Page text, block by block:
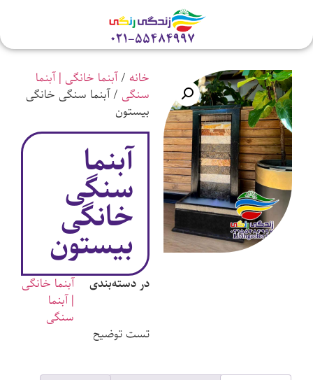
خانه /آبنما خانگی | آبنما
سنگی / آبنما سنگی خانگی
بیستون
آبنما
سنگی
خانگی
بیستون
در دسته‌بندی
آبنما خانگی
| آبنما
سنگی
تست توضیح